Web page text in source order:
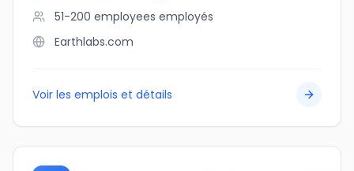
51-200 employees employés
Earthlabs.com
Voir les emplois et détails